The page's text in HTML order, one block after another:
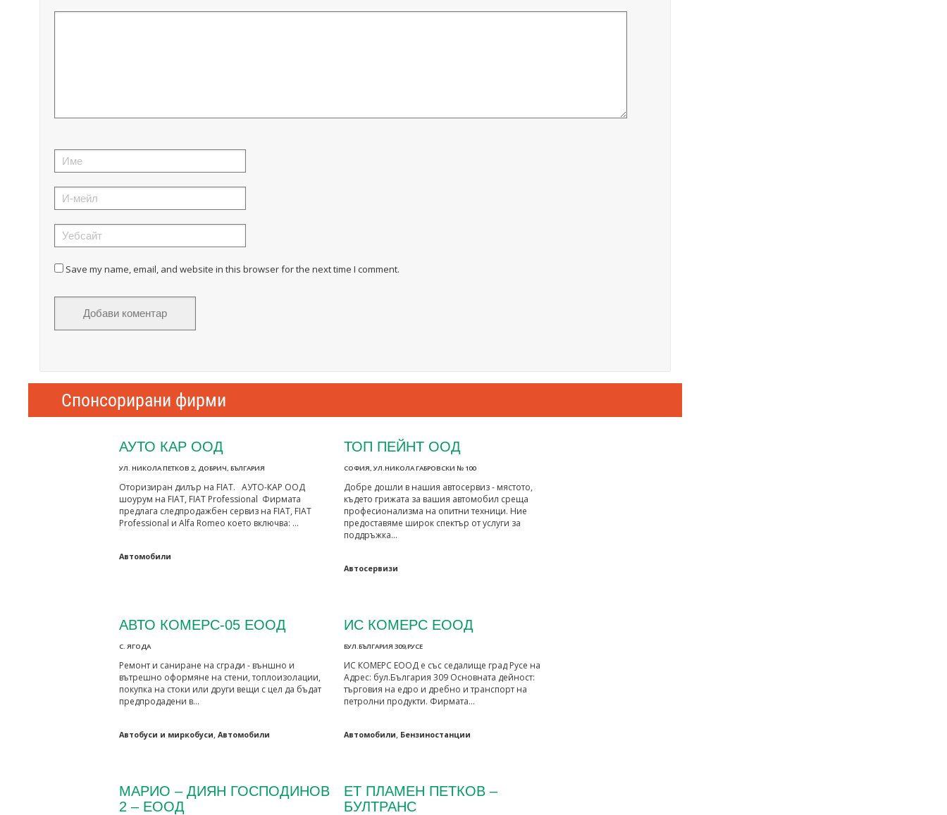
Save my name, email, and website in this browser for the next time I comment.
Спонсорирани фирми
АУТО КАР ООД
УЛ. НИКОЛА ПЕТКОВ 2, ДОБРИЧ, БЪЛГАРИЯ
Оторизиран дилър на FIAT. АУТО-КАР ООД
шоурум на FIAT, FIAT Professional Фирмата
предлага следпродажбен сервиз на FIAT, FIAT
Professional и Alfa Romeo което включва: …
Автомобили
ТОП ПЕЙНТ ООД
СОФИЯ, УЛ.НИКОЛА ГАБРОВСКИ № 100
Добре дошли в нашия автосервиз - мястото,
където грижата за вашия автомобил среща
професионализма на опитни техници. Ние
предоставяме широк спектър от услуги за
поддръжка…
Автосервизи
АВТО КОМЕРС-05 ЕООД
С. ЯГОДА
Ремонт и саниране на сгради - външно и
вътрешно оформяне на стени, топлоизолации,
покупка на стоки или други вещи с цел да бъдат
предпродадени в…
Автобуси и миркобуси, Автомобили
ИС КОМЕРС ЕООД
БУЛ.БЪЛГАРИЯ 309,РУСЕ
ИС КОМЕРС ЕООД е със седалище град Русе на
Адрес: бул.България 309 Основната дейност:
търговия на едро и дребно и транспорт на
петролни продукти. Фирмата…
Автомобили, Бензиностанции
МАРИО – ДИЯН ГОСПОДИНОВ
2 – ЕООД
ЕТ ПЛАМЕН ПЕТКОВ –
БУЛТРАНС